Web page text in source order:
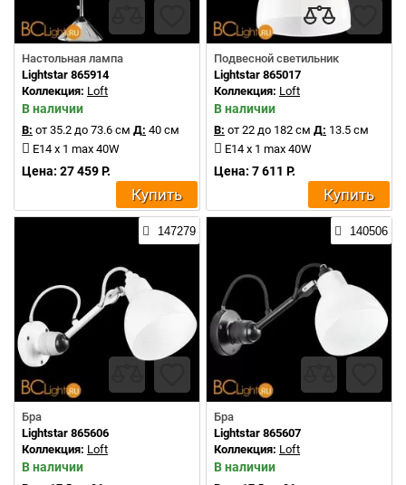
Настольная лампа
Lightstar 865914
Коллекция: Loft
В наличии
В: от 35.2 до 73.6 см Д: 40 см
E14 x 1 max 40W
Цена: 27 459 Р.
Купить
Подвесной светильник
Lightstar 865017
Коллекция: Loft
В наличии
В: от 22 до 182 см Д: 13.5 см
E14 x 1 max 40W
Цена: 7 611 Р.
Купить
147279
Бра
Lightstar 865606
Коллекция: Loft
В наличии
140506
Бра
Lightstar 865607
Коллекция: Loft
В наличии